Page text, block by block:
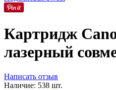
Картридж
лазерный
Написать отзыв
Наличие: 538 шт.